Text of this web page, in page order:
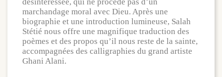
marchandage moral avec Dieu. Après une
biographie et une introduction lumineuse, Salah
Stétié nous offre une magnifique traduction des
poèmes et des propos qu’il nous reste de la sainte,
accompagnées des calligraphies du grand artiste
Ghani Alani.